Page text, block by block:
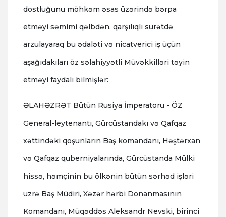
dostluğunu möhkəm əsas üzərində bərpa
etməyi səmimi qəlbdən, qarşılıqlı surətdə
arzulayaraq bu ədaləti və nicatverici iş üçün
aşağıdakıları öz səlahiyyətli Müvəkkilləri təyin
etməyi faydalı bilmişlər:
ƏLAHƏZRƏT Bütün Rusiya İmperatoru - ÖZ
General-leytenantı, Gürcüstandakı və Qafqaz
xəttindəki qoşunların Baş komandanı, Həştərxan
və Qafqaz quberniyalarında, Gürcüstanda Mülki
hissə, həmçinin bu ölkənin bütün sərhəd işləri
üzrə Baş Müdiri, Xəzər hərbi Donanmasının
Komandanı, Müqəddəs Aleksandr Nevski, birinci